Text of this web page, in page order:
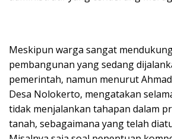
Meskipun warga sangat
pembangunan yang sedang
pemerintah, namun menurut
Desa Nolokerto, mengatakan
tidak menjalankan tahapan dalam
tanah, sebagaimana yang telah